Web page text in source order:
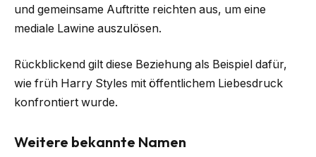
und gemeinsame Auftritte reichten aus, um eine
mediale Lawine auszulösen.
Rückblickend gilt diese Beziehung als Beispiel dafür,
wie früh Harry Styles mit öffentlichem Liebesdruck
konfrontiert wurde.
Weitere bekannte Namen